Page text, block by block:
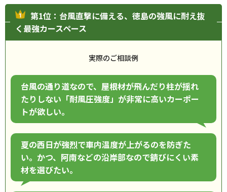
第1位：台風直撃に備える、徳島の強風に耐え抜
く最強カースペース
実際のご相談例
台風の通り道なので、屋根材が飛んだり柱が揺れ
たりしない「耐風圧強度」が非常に高いカーポー
トが欲しい。
夏の西日が強烈で車内温度が上がるのを防ぎた
い。かつ、阿南などの沿岸部なので錆びにくい素
材を選びたい。